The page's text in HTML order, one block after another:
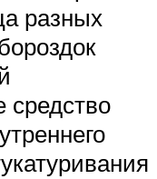
разных
средство